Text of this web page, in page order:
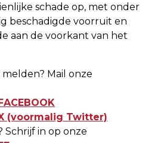
schade op, met onder
beschadigde voorruit en
aan de voorkant van het
Mail onze
(voormalig Twitter)
Schrijf in op onze